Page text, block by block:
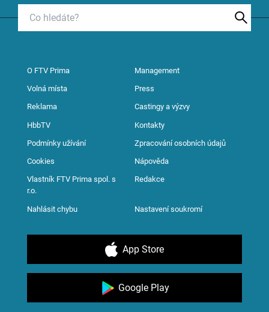
O FTV Prima Management
Volná místa Press
Reklama Castingy a výzvy
HbbTV Kontakty
Podmínky užívání Zpracování osobních údajů
Cookies Nápověda
Vlastník FTV Prima spol. s
r.o.
Redakce
Nahlásit chybu Nastavení soukromí
App Store
Google Play